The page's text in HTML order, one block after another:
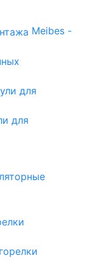
Meibes -
для
для